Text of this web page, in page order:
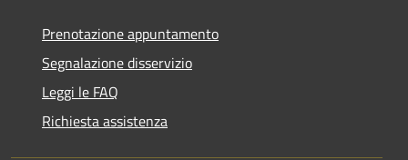
Prenotazione appuntamento
Segnalazione disservizio
Leggi le FAQ
Richiesta assistenza